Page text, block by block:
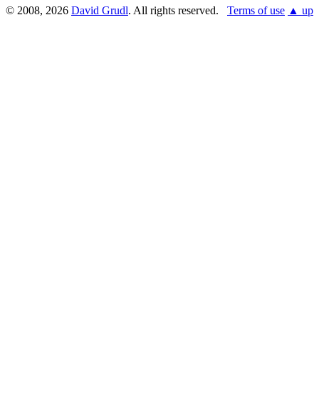
© 2008, 2026 David Grudl. All rights reserved. Terms of use ▲ up